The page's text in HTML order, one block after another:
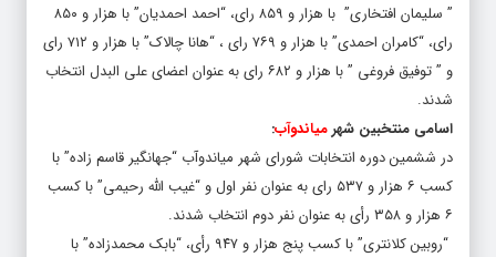
” سلیمان افتخاری” با هزار و ۸۵۹ رای، “احمد احمدیان” با هزار و ۸۵۰
رای، “کامران احمدی” با هزار و ۷۶۹ رای ، “هانا چالاک” با هزار و ۷۱۲ رای
و ” توفیق فروغی ” با هزار و ۶۸۲ رای به عنوان
اعضای علی البدل انتخاب
شدند.
اسامی منتخبین شهرمیاندوآب:
در ششمین دوره انتخابات شورای شهر میاندوآب “جهانگیر قاسم زاده” با
کسب ۶ هزار و ۵۳۷ رای به عنوان نفر اول و “غیب الله رحیمی” با کسب
۶ هزار و ۳۵۸ رأی به عنوان نفر دوم انتخاب شدند.
“روبین کلانتری” با کسب پنج هزار و ۹۴۷ رأی، “بابک محمدزاده” با